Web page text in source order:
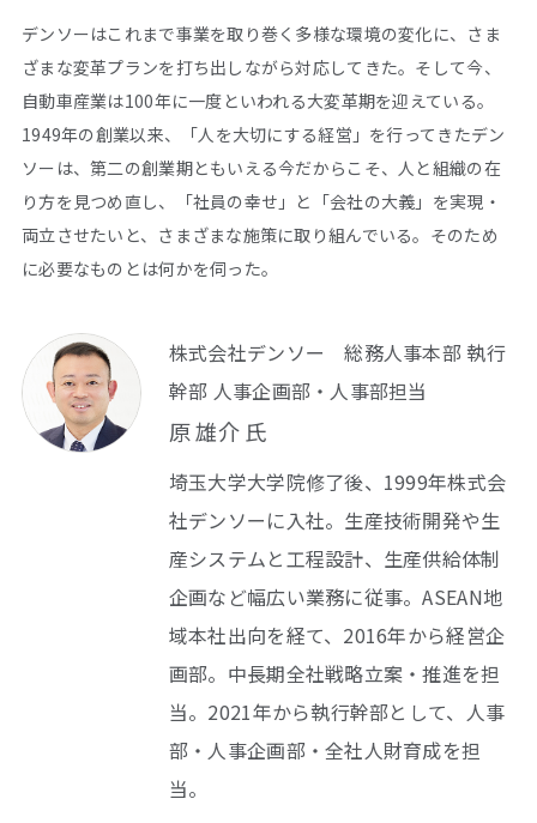
デンソーはこれまで事業を取り巻く多様な環境の変化に、さま
ざまな変革プランを打ち出しながら対応してきた。そして今、
自動車産業は100年に一度といわれる大変革期を迎えている。
1949年の創業以来、「人を大切にする経営」を行ってきたデン
ソーは、第二の創業期ともいえる今だからこそ、人と組織の在
り方を見つめ直し、「社員の幸せ」と「会社の大義」を実現・
両立させたいと、さまざまな施策に取り組んでいる。そのため
に必要なものとは何かを伺った。
株式会社デンソー 総務人事本部 執行
幹部 人事企画部・人事部担当
原 雄介 氏
埼玉大学大学院修了後、1999年株式会
社デンソーに入社。生産技術開発や生
産システムと工程設計、生産供給体制
企画など幅広い業務に従事。ASEAN地
域本社出向を経て、2016年から経営企
画部。中長期全社戦略立案・推進を担
当。2021年から執行幹部として、人事
部・人事企画部・全社人財育成を担
当。